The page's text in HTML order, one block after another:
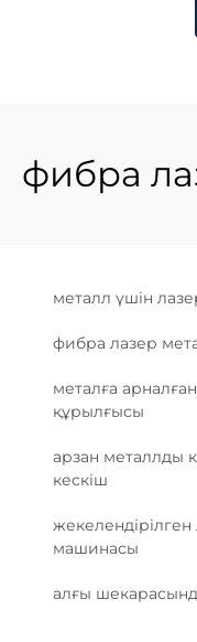
фибра
металл үшін
фибра лазер
металға
құрылғысы
арзан металлды
кескіш
машинасы
алғы